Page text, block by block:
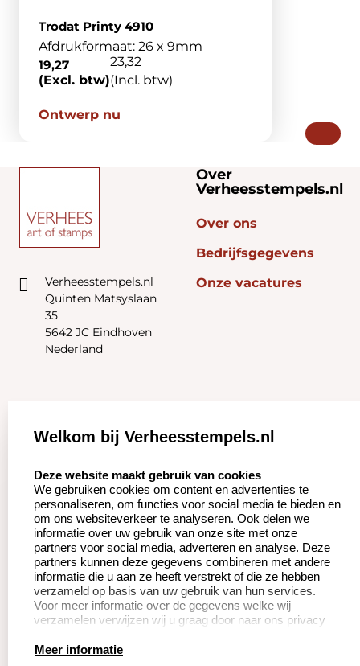
Trodat Printy 4910
Afdrukformaat: 26 x 9mm
19,27
(Excl. btw)
23,32
(Incl. btw)
Ontwerp nu
Verheesstempels.nl
Quinten Matsyslaan
35
5642 JC Eindhoven
Nederland
Over
Verheesstempels.nl
Over ons
Bedrijfsgegevens
Onze vacatures
Zakelijk:
Betaling &
Verzending
Wederverkoper
worden
Klantenservice:
Veel gestelde vragen
Herroepingsrecht
Retourneren
Productinformatie:
Instructie voor
Welkom bij Verheesstempels.nl
Deze website maakt gebruik van cookies
We gebruiken cookies om content en advertenties te
personaliseren, om functies voor social media te bieden en
om ons websiteverkeer te analyseren. Ook delen we
informatie over uw gebruik van onze site met onze
partners voor social media, adverteren en analyse. Deze
partners kunnen deze gegevens combineren met andere
informatie die u aan ze heeft verstrekt of die ze hebben
verzameld op basis van uw gebruik van hun services.
Voor meer informatie over de gegevens welke wij
verzamelen verwijzen wij u graag door naar ons privacy
Meer informatie